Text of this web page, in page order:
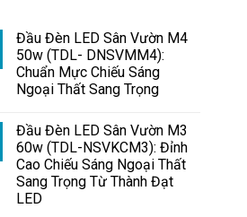
Đầu Đèn LED Sân Vườn M4
50w (TDL- DNSVMM4):
Chuẩn Mực Chiếu Sáng
Ngoại Thất Sang Trọng
Đầu Đèn LED Sân Vườn M3
60w (TDL-NSVKCM3): Đỉnh
Cao Chiếu Sáng Ngoại Thất
Sang Trọng Từ Thành Đạt
LED